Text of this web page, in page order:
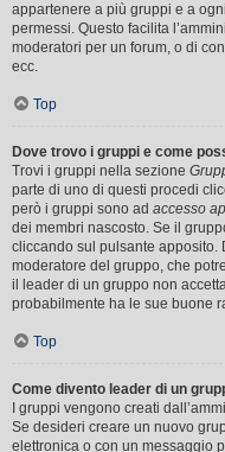
appartenere a più gruppi e a
permessi. Questo facilita
moderatori per un forum, o di
ecc.
Top
Dove trovo i gruppi e come
Trovi i gruppi nella sezione
parte di uno di questi procedi
però i gruppi sono ad accesso
dei membri nascosto. Se il
cliccando sul pulsante apposito.
moderatore del gruppo, che
il leader di un gruppo non
probabilmente ha le sue buone
Top
Come divento leader di un
I gruppi vengono creati
Se desideri creare un nuovo
elettronica o con un messaggio